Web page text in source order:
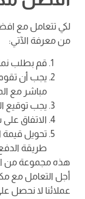
لكي تتعامل مع
من معرفة الآتي:
قم بطلب
يجب أن
مباشر مع
يجب توقيع
الاتفاق
تحويل قيمة
طريقة
هذه مجموعة من
أجل التعامل مع
عملائنا لا نحصل